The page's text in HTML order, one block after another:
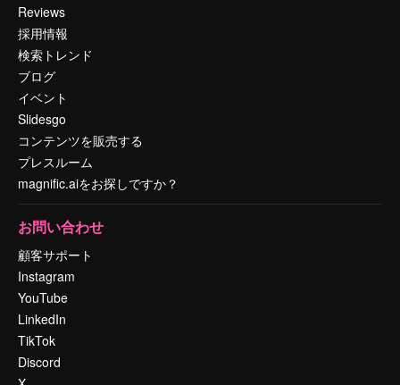
Reviews
採用情報
検索トレンド
ブログ
イベント
Slidesgo
コンテンツを販売する
プレスルーム
magnific.aiをお探しですか？
お問い合わせ
顧客サポート
Instagram
YouTube
LinkedIn
TikTok
Discord